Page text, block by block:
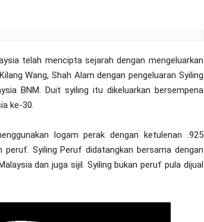
telah mencipta sejarah dengan mengeluarkan
Wang, Shah Alam dengan pengeluaran Syiling
BNM. Duit syiling itu dikeluarkan bersempena
ke-30.
logam perak dengan ketulenan .925
Syiling Peruf didatangkan bersama dengan
dan juga sijil. Syiling bukan peruf pula dijual